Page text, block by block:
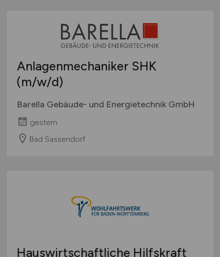
Anlagenmechaniker SHK
(m/w/d)
Barella Gebäude- und Energietechnik GmbH
gestern
Bad Sassendorf
Hauswirtschaftliche Hilfskraft